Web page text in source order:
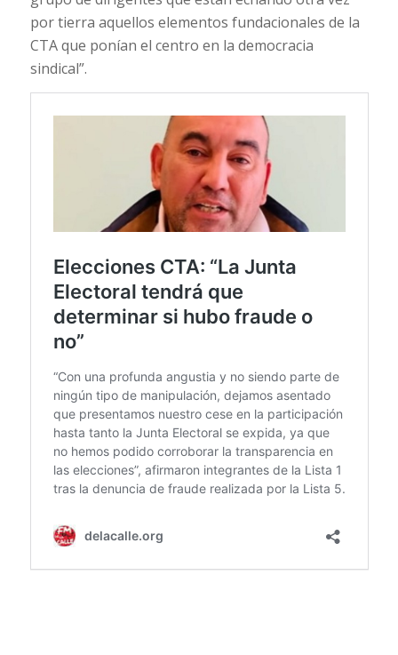
por tierra aquellos elementos fundacionales de la
CTA que ponían el centro en la democracia
sindical”.